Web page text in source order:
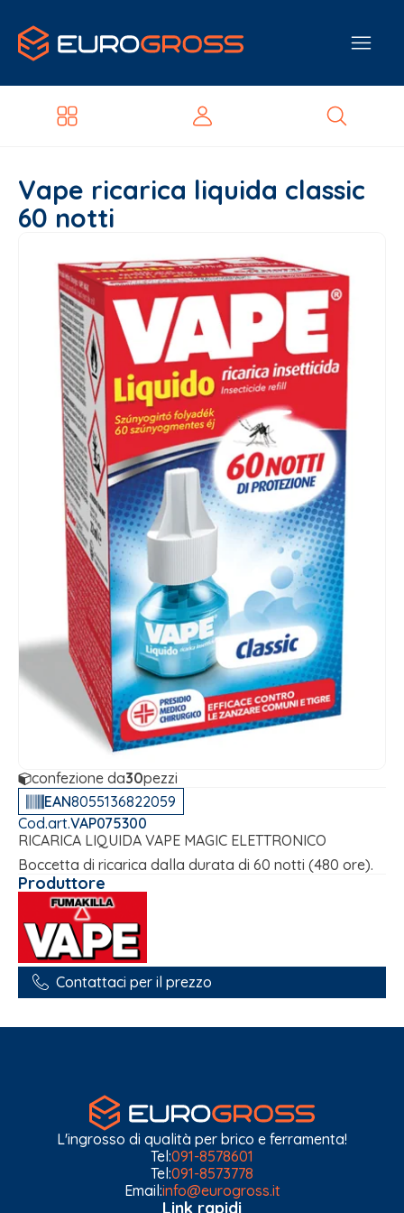
Vape ricarica liquida classic
60 notti
confezione da30pezzi
EAN8055136822059
Cod.art.VAP075300
RICARICA LIQUIDA VAPE MAGIC ELETTRONICO
Boccetta di ricarica dalla durata di 60 notti (480 ore).
Produttore
Contattaci per il prezzo
L'ingrosso di qualità per brico e ferramenta!
Tel:091-8578601
Tel:091-8573778
Email:info@eurogross.it
Link rapidi